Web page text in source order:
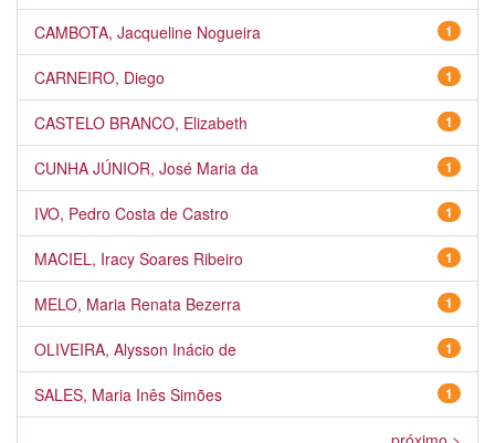
1
CAMBOTA, Jacqueline Nogueira
1
CARNEIRO, Diego
1
CASTELO BRANCO, Elizabeth
1
CUNHA JÚNIOR, José Maria da
1
IVO, Pedro Costa de Castro
1
MACIEL, Iracy Soares Ribeiro
1
MELO, Maria Renata Bezerra
1
OLIVEIRA, Alysson Inácio de
1
SALES, Maria Inês Simões